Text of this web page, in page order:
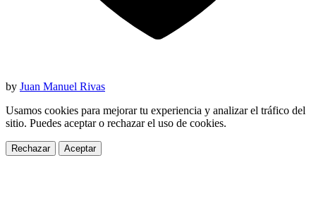
by Juan Manuel Rivas
Usamos cookies para mejorar tu experiencia y analizar el tráfico del
sitio. Puedes aceptar o rechazar el uso de cookies.
Rechazar Aceptar